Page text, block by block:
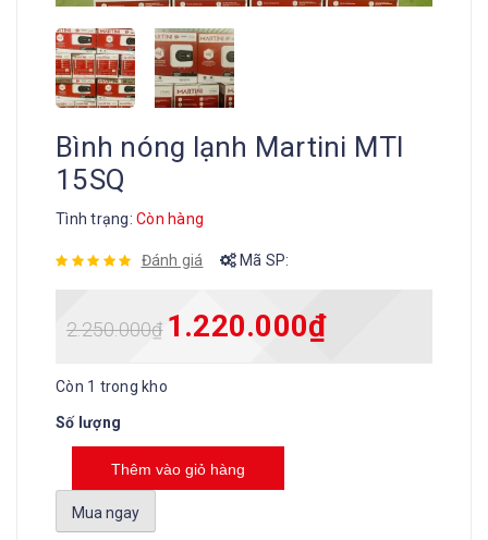
Bình nóng lạnh Martini MTI
15SQ
Tình trạng: Còn hàng
Đánh giá Mã SP:
2.250.000₫ 1.220.000₫
Còn 1 trong kho
Số lượng
Thêm vào giỏ hàng
Mua ngay